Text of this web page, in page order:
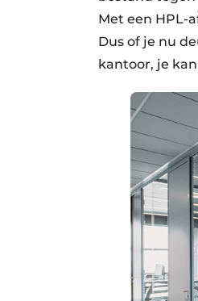
Met een HPL-
Dus of je nu
kantoor, je